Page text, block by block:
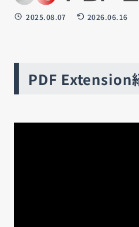
2025.08.07 2026.06.16
PDF Extension
事例
HubSpotの導入支援